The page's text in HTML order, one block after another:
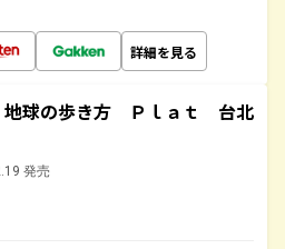
詳細を見る
球の歩き方 Ｐｌａｔ 台北
発売